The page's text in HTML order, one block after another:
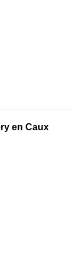
en Caux